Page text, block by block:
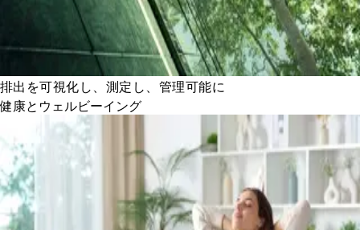
排出を可視化し、測定し、管理可能に
健康とウェルビーイング